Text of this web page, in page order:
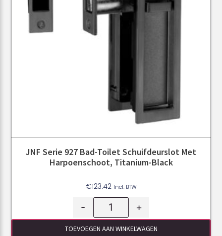
JNF Serie 927 Bad-Toilet Schuifdeurslot Met
Harpoenschoot, Titanium-Black
€123.42 Incl. BTW
- +
TOEVOEGEN AAN WINKELWAGEN